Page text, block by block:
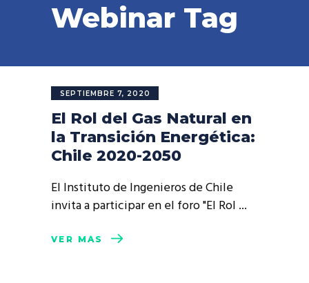
Webinar Tag
SEPTIEMBRE 7, 2020
El Rol del Gas Natural en
la Transición Energética:
Chile 2020-2050
El Instituto de Ingenieros de Chile
invita a participar en el foro "El Rol
VER MÁS